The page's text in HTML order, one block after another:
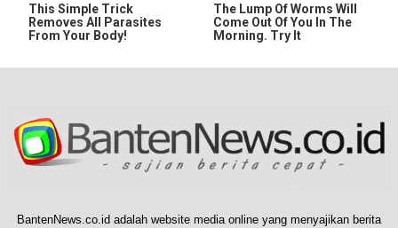
This Simple Trick
Removes All Parasites
From Your Body!
The Lump Of Worms Will
Come Out Of You In The
Morning. Try It
BantenNews.co.id adalah website media online yang menyajikan berita